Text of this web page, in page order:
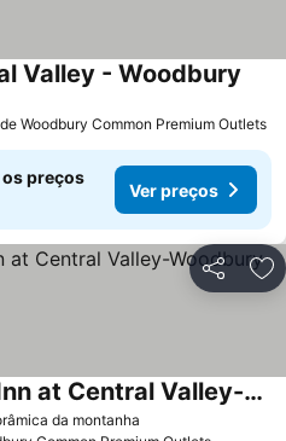
Valley - Woodbury
Woodbury Common Premium Outlets
os preços
Ver preços
Partilhar
da montanha
Americas Best Value Inn at Central Valley-Woodbury